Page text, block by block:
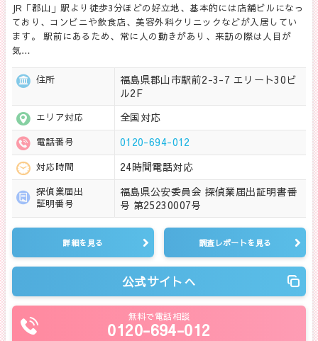
JR「郡山」駅より徒歩3分ほどの好立地、基本的には店舗ビルになっ
ており、コンビニや飲食店、美容外科クリニックなどが入居してい
ます。 駅前にあるため、常に人の動きがあり、来訪の際は人目が
気…
住所
福島県郡山市駅前2-3-7 エリート30ビ
ル2F
エリア対応 全国対応
電話番号 0120-694-012
対応時間 24時間電話対応
探偵業届出
証明番号
福島県公安委員会 探偵業届出証明書番
号 第25230007号
詳細を見る 調査レポートを見る
公式サイトへ
無料で電話相談
0120-694-012